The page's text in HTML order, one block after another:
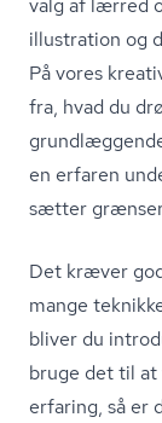
valg af lærred
illustration og
På vores
fra, hvad du
en erfaren
sætter
Det kræver
mange
bliver du
bruge det til
erfaring, så er